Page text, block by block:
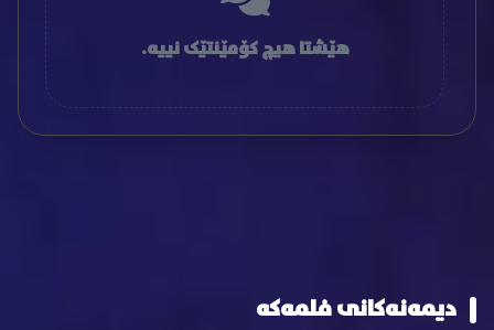
هێشتا هیچ کۆمێنتێک نییە.
دیمەنەکانی فلمەکە